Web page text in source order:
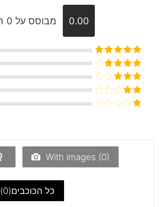
0.00 מבוסס על 0 חוות דעת
דורג5מתוך
5
דורג4
דורג3
מתוך 5
דורג
5
With images (0)
כל הכוכבים(0
)